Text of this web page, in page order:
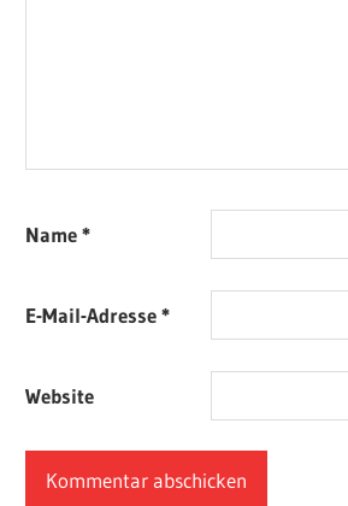
Name*
E-Mail-Adresse*
Website